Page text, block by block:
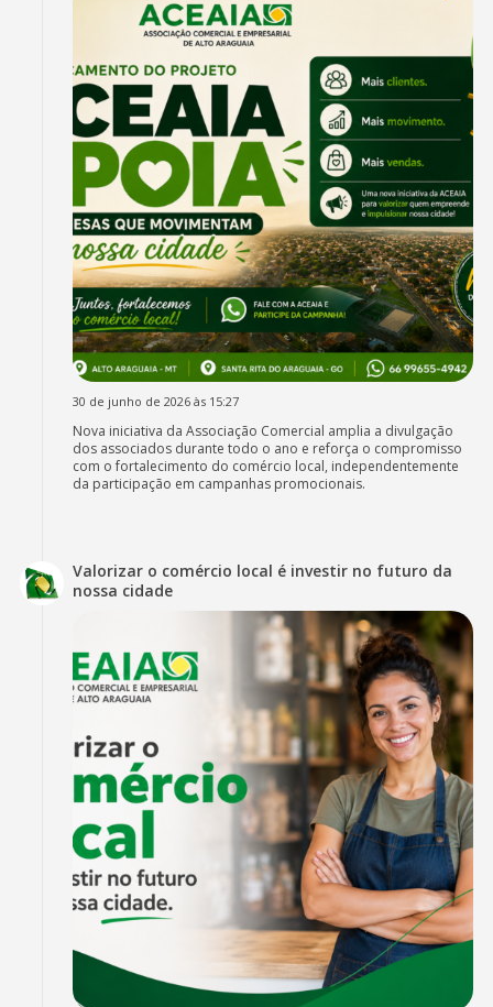
30 de junho de 2026 às 15:27
Nova iniciativa da Associação Comercial amplia a divulgação
dos associados durante todo o ano e reforça o compromisso
com o fortalecimento do comércio local, independentemente
da participação em campanhas promocionais.
Valorizar o comércio local é investir no futuro da
nossa cidade